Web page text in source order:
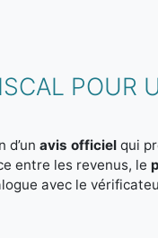
POUR
avis officiel qui
entre les revenus, le
avec le